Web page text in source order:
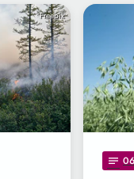
Freepik
notes 06